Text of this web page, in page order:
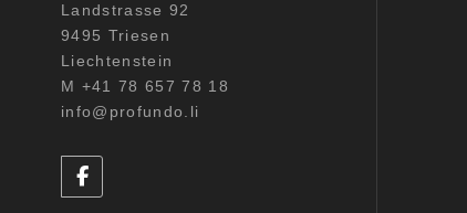
Landstrasse 92
9495 Triesen
Liechtenstein
M +41 78 657 78 18
info@profundo.li